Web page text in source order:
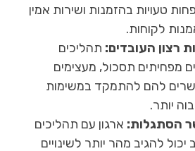
טעויות בהזמנות ושירות אמין
לקוחות.
רצון העובדים: תהליכים
מפחיתים תסכול, מעצימים
להם להתמקד במשימות
יותר.
הסתגלות: ארגון עם תהליכים
יכול להגיב מהר יותר לשינויים